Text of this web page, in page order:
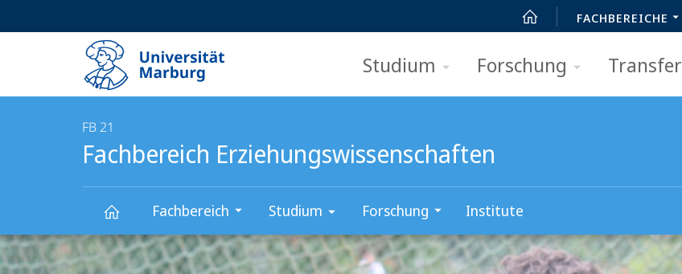
FACHBEREICHE
Studium Forschung Transfer
FB 21
Fachbereich Erziehungswissenschaften
Fachbereich
Fachbereich Studium Forschung Institute
Hauptinhalt